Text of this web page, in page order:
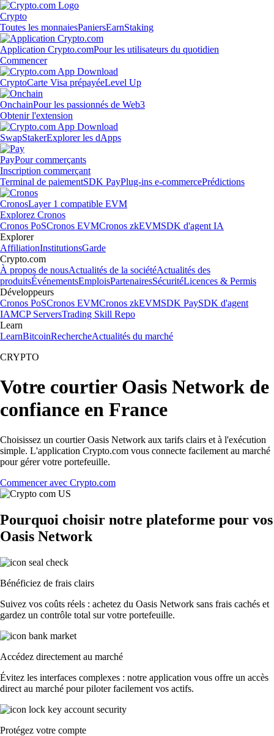
Crypto
Toutes les monnaiesPaniersEarnStaking
Application Crypto.comPour les utilisateurs du quotidien
Commencer
CryptoCarte Visa prépayéeLevel Up
OnchainPour les passionnés de Web3
Obtenir l'extension
SwapStakerExplorer les dApps
PayPour commerçants
Inscription commerçant
Terminal de paiementSDK PayPlug-ins e-commercePrédictions
CronosLayer 1 compatible EVM
Explorez Cronos
Cronos PoSCronos EVMCronos zkEVMSDK d'agent IA
Explorer
AffiliationInstitutionsGarde
Crypto.com
À propos de nousActualités de la sociétéActualités des
produitsÉvénementsEmploisPartenairesSécuritéLicences & Permis
Développeurs
Cronos PoSCronos EVMCronos zkEVMSDK PaySDK d'agent
IAMCP ServersTrading Skill Repo
Learn
LearnBitcoinRechercheActualités du marché
CRYPTO
Votre courtier Oasis Network de
confiance en France
Choisissez un courtier Oasis Network aux tarifs clairs et à l'exécution
simple. L'application Crypto.com vous connecte facilement au marché
pour gérer votre portefeuille.
Commencer avec Crypto.com
Pourquoi choisir notre plateforme pour vos
Oasis Network
Bénéficiez de frais clairs
Suivez vos coûts réels : achetez du Oasis Network sans frais cachés et
gardez un contrôle total sur votre portefeuille.
Accédez directement au marché
Évitez les interfaces complexes : notre application vous offre un accès
direct au marché pour piloter facilement vos actifs.
Protégez votre compte